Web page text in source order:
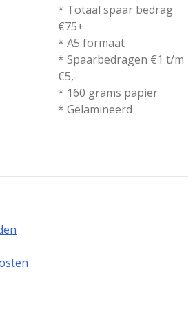
* Totaal spaar bedrag
€75+
* A5 formaat
* Spaarbedragen €1 t/m
€5,-
* 160 grams papier
* Gelamineerd